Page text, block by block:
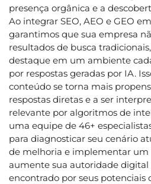
presença orgânica e a
Ao integrar SEO, AEO e GEO
garantimos que sua empresa
resultados de busca
destaque em um ambiente
por respostas geradas por IA.
conteúdo se torna mais
respostas diretas e a ser
relevante por algoritmos de
uma equipe de 46+
para diagnosticar seu cenário
de melhoria e implementar um
aumente sua autoridade digital
encontrado por seus potenciais